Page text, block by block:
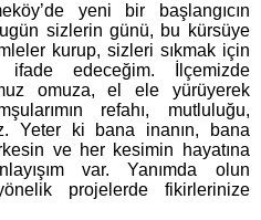
yeni bir başlangıcın
sizlerin günü, bu kürsüye
kurup, sizleri sıkmak için
ifade edeceğim. İlçemizde
omuza, el ele yürüyerek
refahı, mutluluğu,
Yeter ki bana inanın, bana
ve her kesimin hayatına
var. Yanımda olun
projelerde fikirlerinize